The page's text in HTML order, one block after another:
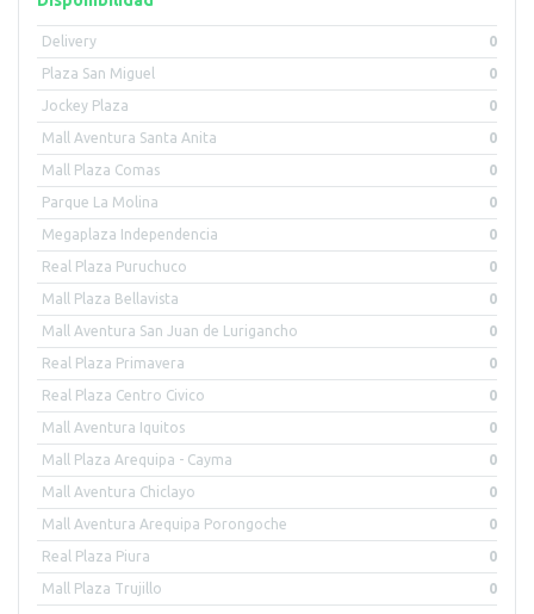
Delivery 0
Plaza San Miguel 0
Jockey Plaza 0
Mall Aventura Santa Anita 0
Mall Plaza Comas 0
Parque La Molina 0
Megaplaza Independencia 0
Real Plaza Puruchuco 0
Mall Plaza Bellavista 0
Mall Aventura San Juan de Lurigancho 0
Real Plaza Primavera 0
Real Plaza Centro Civico 0
Mall Aventura Iquitos 0
Mall Plaza Arequipa - Cayma 0
Mall Aventura Chiclayo 0
Mall Aventura Arequipa Porongoche 0
Real Plaza Piura 0
Mall Plaza Trujillo 0